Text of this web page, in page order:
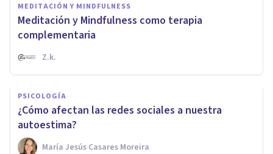
MEDITACIÓN Y MINDFULNESS
Meditación y Mindfulness como terapia
complementaria
Z.k.
PSICOLOGÍA
¿Cómo afectan las redes sociales a nuestra
autoestima?
María Jesús Casares Moreira